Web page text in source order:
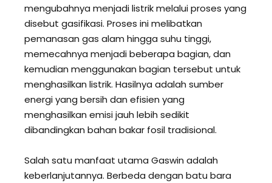
mengubahnya menjadi listrik melalui proses yang
disebut gasifikasi. Proses ini melibatkan
pemanasan gas alam hingga suhu tinggi,
memecahnya menjadi beberapa bagian, dan
kemudian menggunakan bagian tersebut untuk
menghasilkan listrik. Hasilnya adalah sumber
energi yang bersih dan efisien yang
menghasilkan emisi jauh lebih sedikit
dibandingkan bahan bakar fosil tradisional.
Salah satu manfaat utama Gaswin adalah
keberlanjutannya. Berbeda dengan batu bara